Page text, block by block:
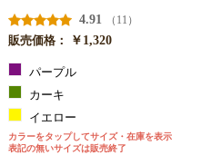
4.91
（11）
販売価格：
￥1,320
パープル
カーキ
イエロー
カラーをタップしてサイズ・在庫を表示
表記の無いサイズは販売終了